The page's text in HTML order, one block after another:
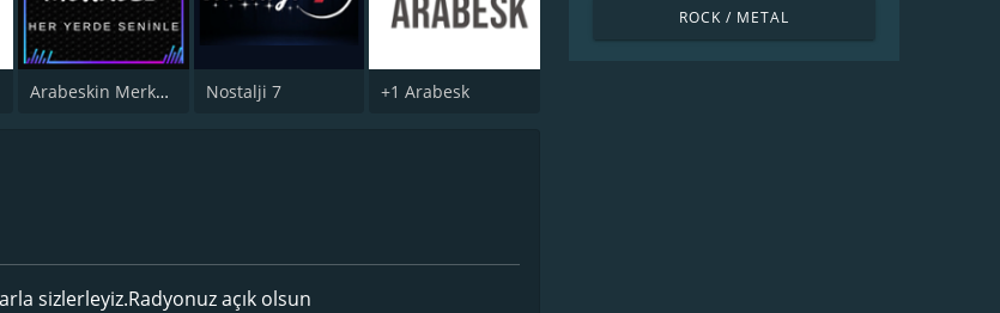
Arabeskin Merkezi FM Nostalji 7 +1 Arabesk
sizlerleyiz.Radyonuz açık olsun
ROCK / METAL